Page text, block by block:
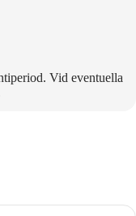
Vid eventuella